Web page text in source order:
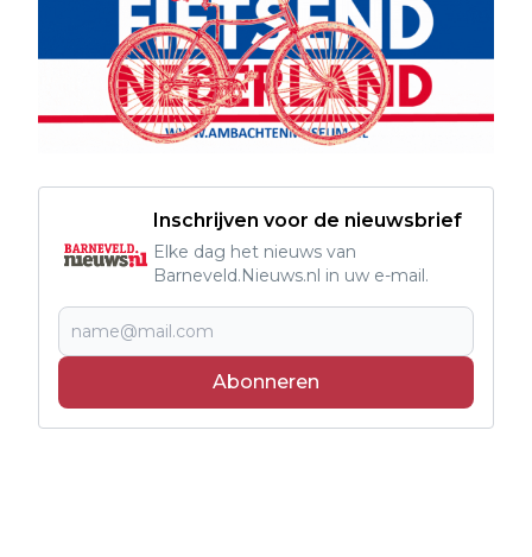
Inschrijven voor de nieuwsbrief
Elke dag het nieuws van
Barneveld.Nieuws.nl in uw e-mail.
Abonneren